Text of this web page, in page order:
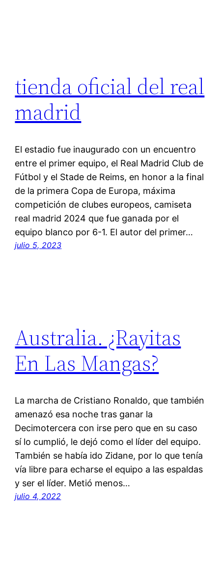
tienda oficial del real
madrid
El estadio fue inaugurado con un encuentro
entre el primer equipo, el Real Madrid Club de
Fútbol y el Stade de Reims, en honor a la final
de la primera Copa de Europa, máxima
competición de clubes europeos, camiseta
real madrid 2024 que fue ganada por el
equipo blanco por 6-1. El autor del primer…
julio 5, 2023
Australia. ¿Rayitas
En Las Mangas?
La marcha de Cristiano Ronaldo, que también
amenazó esa noche tras ganar la
Decimotercera con irse pero que en su caso
sí lo cumplió, le dejó como el líder del equipo.
También se había ido Zidane, por lo que tenía
vía libre para echarse el equipo a las espaldas
y ser el líder. Metió menos…
julio 4, 2022